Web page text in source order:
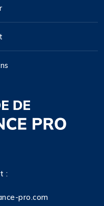
:
pro.com